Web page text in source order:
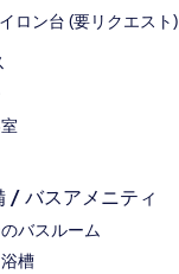
ロン台 (要リクエスト)
/ バスアメニティ
バスルーム
槽